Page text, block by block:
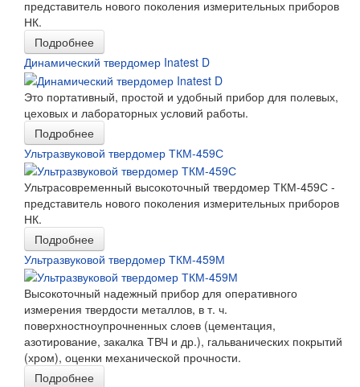
представитель нового поколения измерительных приборов
НК.
Подробнее
Динамический твердомер Inatest D
Это портативный, простой и удобный прибор для полевых,
цеховых и лабораторных условий работы.
Подробнее
Ультразвуковой твердомер ТКМ-459С
Ультрасовременный высокоточный твердомер ТКМ-459С -
представитель нового поколения измерительных приборов
НК.
Подробнее
Ультразвуковой твердомер ТКМ-459М
Высокоточный надежный прибор для оперативного
измерения твердости металлов, в т. ч.
поверхностноупрочненных слоев (цементация,
азотирование, закалка ТВЧ и др.), гальванических покрытий
(хром), оценки механической прочности.
Подробнее